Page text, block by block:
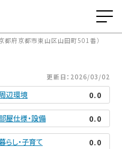
都府京都市東山区山田町501番）
更新日：2026/03/02
周辺環境 0.0
屋仕様・設備 0.0
らし・子育て 0.0